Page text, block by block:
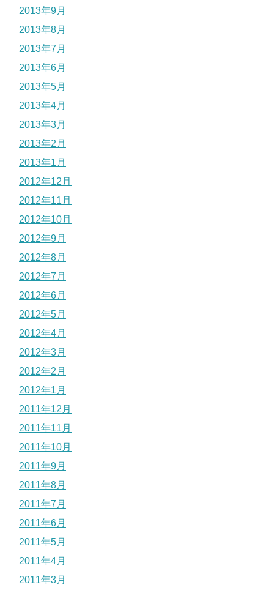
2013年9月
2013年8月
2013年7月
2013年6月
2013年5月
2013年4月
2013年3月
2013年2月
2013年1月
2012年12月
2012年11月
2012年10月
2012年9月
2012年8月
2012年7月
2012年6月
2012年5月
2012年4月
2012年3月
2012年2月
2012年1月
2011年12月
2011年11月
2011年10月
2011年9月
2011年8月
2011年7月
2011年6月
2011年5月
2011年4月
2011年3月